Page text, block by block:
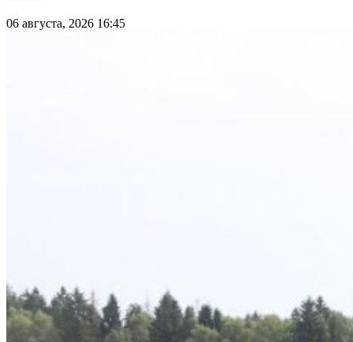
06 августа, 2026 16:45